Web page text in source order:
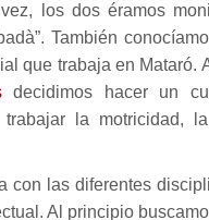
los dos éramos
También
que trabaja en Mataró.
decidimos hacer un
la motricidad,
con las diferentes
Al principio